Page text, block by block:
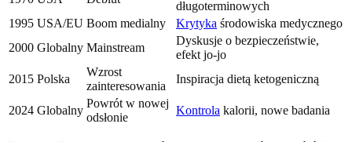
długoterminowych
1995 USA/EU Boom medialny Krytyka środowiska medycznego
2000 Globalny Mainstream
Dyskusje o bezpieczeństwie,
efekt jo-jo
2015 Polska
Wzrost
zainteresowania
Inspiracja dietą ketogeniczną
2024 Globalny
Powrót w nowej
odsłonie
Kontrola kalorii, nowe badania